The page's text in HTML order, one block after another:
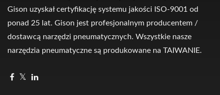
Gison uzyskał certyfikację systemu jakości ISO-9001 od
ponad 25 lat. Gison jest profesjonalnym producentem /
dostawcą narzędzi pneumatycznych. Wszystkie nasze
narzędzia pneumatyczne są produkowane na TAIWANIE.